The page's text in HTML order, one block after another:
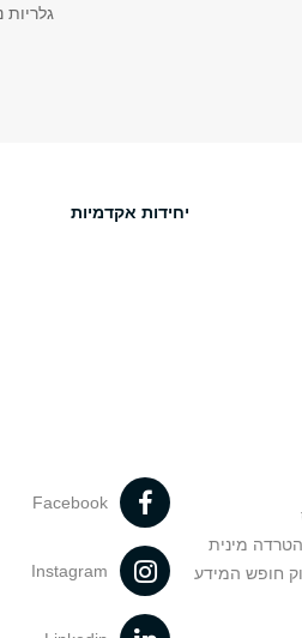
גלריות
יחידות אקדמיות
מינית
חופש המידע
Facebook
Instagram